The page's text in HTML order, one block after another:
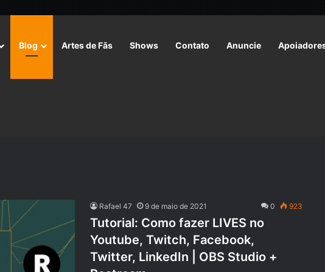
Blog Artes de Fãs Shows Contato Anuncie
Rafael 47 9 de maio de 2021 0 923
Tutorial: Como fazer LIVES no
Youtube, Twitch, Facebook,
Twitter, LinkedIn | OBS Studio +